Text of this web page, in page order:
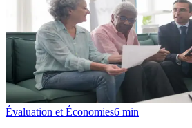
Évaluation et Économies6 min